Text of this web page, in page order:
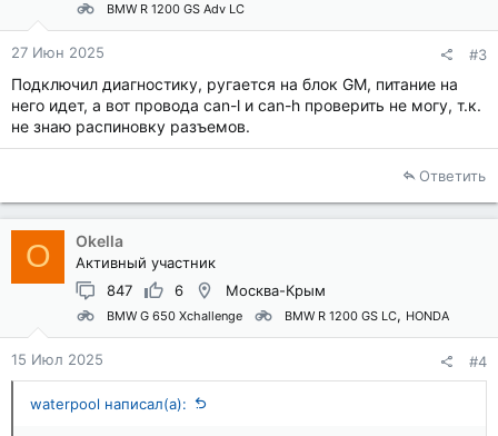
BMW R 1200 GS Adv LC
27 Июн 2025 #3
Подключил диагностику, ругается на блок GM, питание на
него идет, а вот провода can-l и can-h проверить не могу, т.к.
не знаю распиновку разъемов.
Ответить
O Okella
Активный участник
847
6 Москва-Крым
BMW G 650 Xchallenge BMW R 1200 GS LC HONDA
15 Июл 2025 #4
waterpool написал(а):